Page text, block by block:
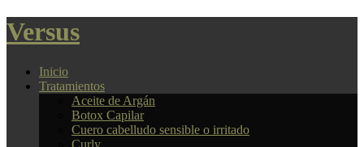
Versus
Inicio
Tratamientos
Aceite de Argán
Botox Capilar
Cuero cabelludo sensible o irritado
Curly